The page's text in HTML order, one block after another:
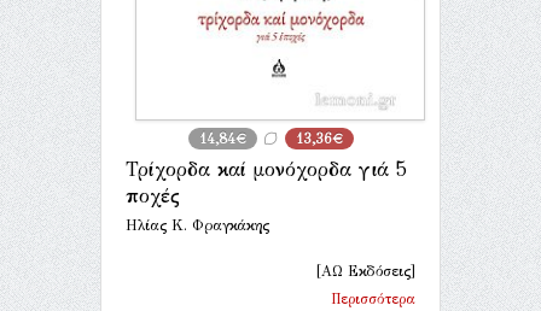
14,84€ 13,36€
Τρίχορδα καί μονόχορδα γιά 5
ἐποχές
Ηλίας Κ. Φραγκάκης
[ΑΩ Εκδόσεις]
Περισσότερα